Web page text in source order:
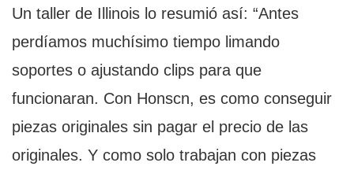
Un taller de Illinois lo resumió así: “Antes
perdíamos muchísimo tiempo limando
soportes o ajustando clips para que
funcionaran. Con Honscn, es como conseguir
piezas originales sin pagar el precio de las
originales. Y como solo trabajan con piezas